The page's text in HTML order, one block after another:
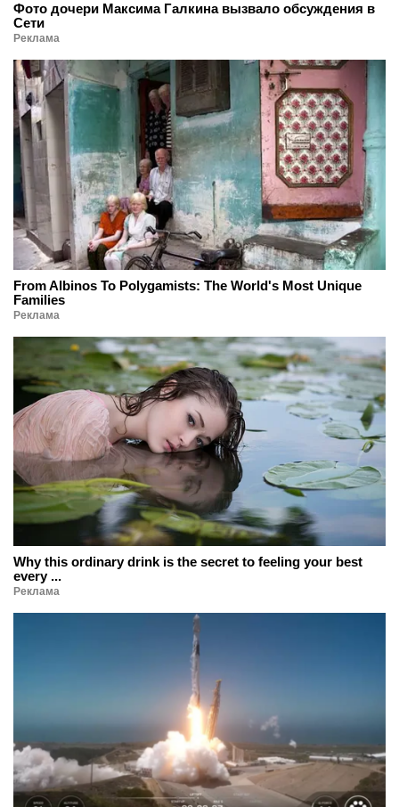
Фото дочери Максима Галкина вызвало обсуждения в
Сети
Реклама
From Albinos To Polygamists: The World's Most Unique
Families
Реклама
Why this ordinary drink is the secret to feeling your best
every ...
Реклама